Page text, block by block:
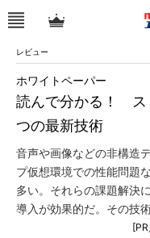
レビュー
読んで分かる！ ス
つの最新技術
ホワイトペーパー
音声や画像などの非構造
プ仮想環境での性能問題
多い。それらの課題解決
導入が効果的だ。その技